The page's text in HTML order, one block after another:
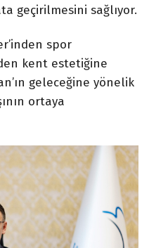
geçirilmesini sağlıyor.
spor
kent estetiğine
geleceğine yönelik
ortaya